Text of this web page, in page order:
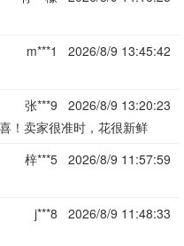
m***1
2026/8/9 13:45:42
张***9
2026/8/9 13:20:23
！卖家很准时，花很新鲜
梓***5
2026/8/9 11:57:59
j***8
2026/8/9 11:48:33